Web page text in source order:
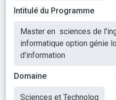
Intitulé du Programme
Domaine